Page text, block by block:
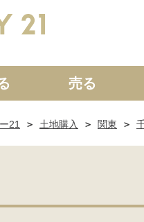
中古一戸建て
売る
21 土地購入 関東